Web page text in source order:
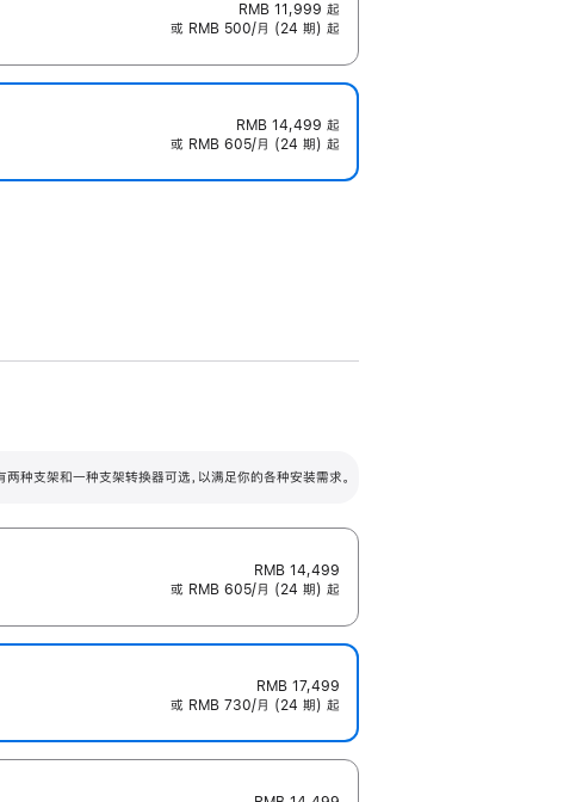
RMB 11,999 起
或 RMB 500/月 (24 期) 起
RMB 14,499 起
或 RMB 605/月 (24 期) 起
毫米的高度调节范围。
种支架和一种支架转换器可选，以满足你的各种安装需求。
RMB 14,499
或 RMB 605/月 (24 期) 起
RMB 17,499
或 RMB 730/月 (24 期) 起